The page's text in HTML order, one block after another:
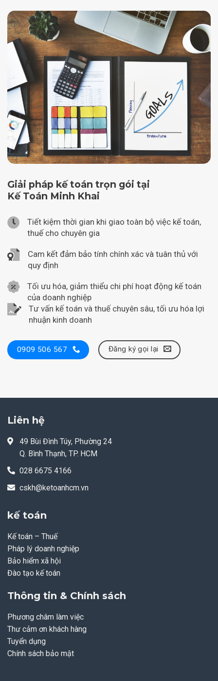
Giải pháp kế toán trọn gói tại
Kế Toán Minh Khai
Tiết kiệm thời gian khi giao toàn bộ việc kế toán,
thuế cho chuyên gia
Cam kết đảm bảo tính chính xác và tuân thủ với
quy định
Tối ưu hóa, giảm thiểu chi phí hoạt động kế toán
của doanh nghiệp
Tư vấn kế toán và thuế chuyên sâu, tối ưu hóa lợi
nhuận kinh doanh
0909 506 567 Đăng ký gọi lại
Liên hệ
49 Bùi Đình Túy, Phường 24
Q. Bình Thạnh, TP. HCM
028 6675 4166
cskh@ketoanhcm.vn
kế toán
Kế toán – Thuế
Pháp lý doanh nghiệp
Bảo hiểm xã hội
Đào tạo kế toán
Thông tin & Chính sách
Phương châm làm việc
Thư cảm ơn khách hàng
Tuyển dụng
Chính sách bảo mật